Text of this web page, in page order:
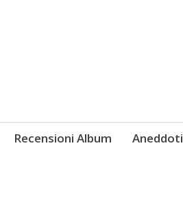
Recensioni Album Aneddoti